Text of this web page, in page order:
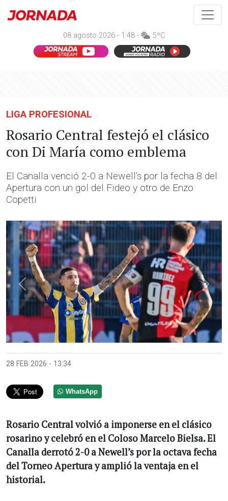
08 agosto 2026 - 1:48 - 5ºC
LIGA PROFESIONAL
Rosario Central festejó el clásico
con Di María como emblema
El Canalla venció 2-0 a Newell’s por la fecha 8 del
Apertura con un gol del Fideo y otro de Enzo
Copetti
Anterior
28 FEB 2026 - 13:34
WhatsApp
Rosario Central volvió a imponerse en el clásico
rosarino y celebró en el Coloso Marcelo Bielsa. El
Canalla derrotó 2-0 a Newell’s por la octava fecha
del Torneo Apertura y amplió la ventaja en el
historial.